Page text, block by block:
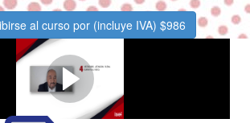
al curso por (incluye IVA) $986
tu productividad -
1,5x y 2x